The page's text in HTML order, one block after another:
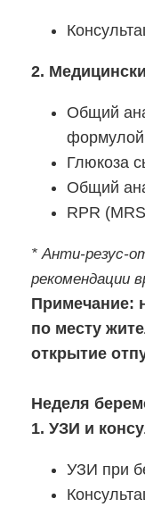
2.
Общий
Глюкоза
Общий
RPR
* Анти-резус-
рекомендации
Примечание:
по месту
открытие
Неделя
1. УЗИ и
УЗИ при